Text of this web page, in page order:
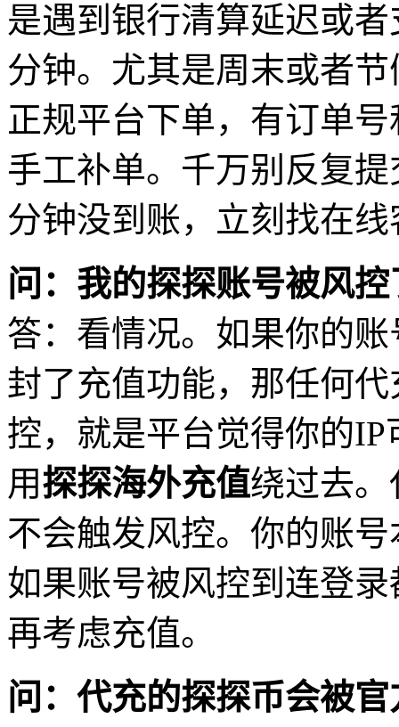
是遇到银行清算延迟或
分钟。尤其是周末或者
正规平台下单，有订单
手工补单。千万别反复
分钟没到账，立刻找在线
问：我的探探账号被风
答：看情况。如果你的
封了充值功能，那任何
控，就是平台觉得你的
用探探海外充值绕过去
不会触发风控。你的账
如果账号被风控到连登
再考虑充值。
问：代充的探探币会被